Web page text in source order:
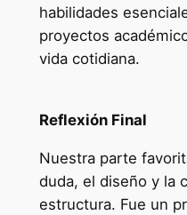
habilidades
proyectos
vida cotidiana.
Reflexión Final
Nuestra parte
duda, el diseño y la
estructura. Fue un